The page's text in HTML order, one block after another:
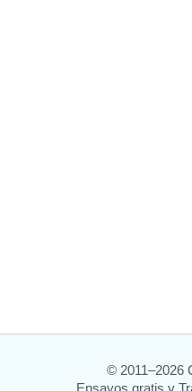
© 2011–2026
Ensayos gratis y